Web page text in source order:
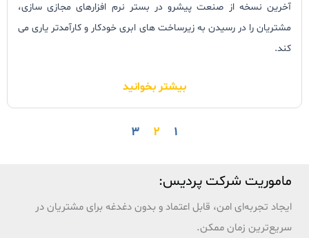
آخرین نسخه از صنعت پیشرو در بستر نرم افزارهای مجازی سازی،
مشتریان را در رسیدن به زیرساخت های ابری خودکار و کارآمدتر یاری می
کند.
قرار گرفت. نزدیک به 200 ویژگی جدید و ارتقاء قابلیت های پیشین،
مشتریان را در بالا بردن بازده سرمایه گذاری های موجود و بهبود عملیات
بیشتر بخوانید
۱ ۲ ۳
ماموریت شرکت پردیس:
ایجاد تجربه‌ای امن، قابل اعتماد و بدون دغدغه برای مشتریان در
سریع‌ترین زمان ممکن.